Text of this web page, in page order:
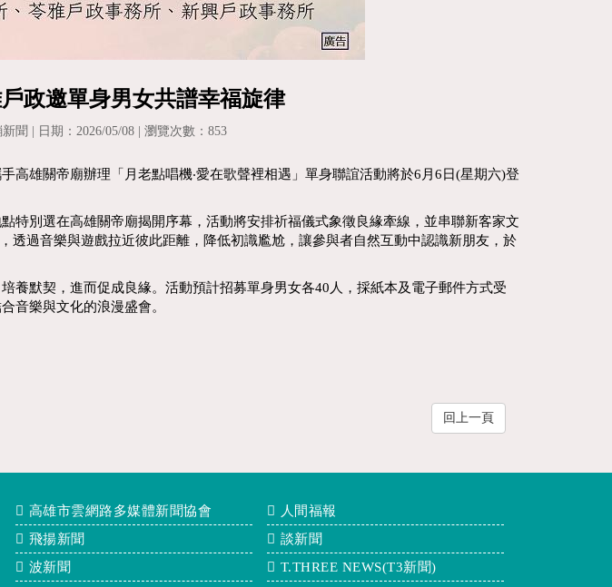
政邀單身男女共譜幸福旋律
聞 | 日期：2026/05/08 | 瀏覽次數：853
雄關帝廟辦理「月老點唱機‧愛在歌聲裡相遇」單身聯誼活動將於6月6日(星期六)登
特別選在高雄關帝廟揭開序幕，活動將安排祈福儀式象徵良緣牽線，並串聯新客家文
過音樂與遊戲拉近彼此距離，降低初識尷尬，讓參與者自然互動中認識新朋友，於
養默契，進而促成良緣。活動預計招募單身男女各40人，採紙本及電子郵件方式受
音樂與文化的浪漫盛會。
回上一頁
高雄市雲網路多媒體新聞協會
人間福報
飛揚新聞
談新聞
波新聞
T.THREE NEWS(T3新聞)